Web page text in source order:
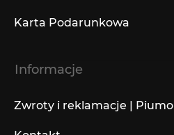
Karta Podarunkowa
Informacje
Zwroty i reklamacje | Piumo